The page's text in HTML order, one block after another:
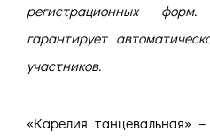
регистрационных
гарантирует
участников.
«Карелия танцевальная»